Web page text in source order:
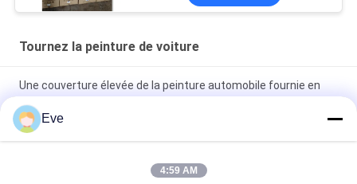
Tournez la peinture de voiture
Une couverture élevée de la peinture automobile fournie en
usine
Peinture automobile pré-mélangée Peinture acrylique pour
Eve
4:59 AM